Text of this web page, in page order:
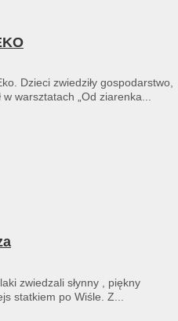
Dzieci zwiedziły gospodarstwo,
w warsztatach „Od ziarenka...
zwiedzali słynny , piękny
statkiem po Wiśle. Z...